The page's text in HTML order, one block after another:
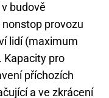
budově
provozu
lidí (maximum
Kapacity pro
příchozích
a ve zkrácení